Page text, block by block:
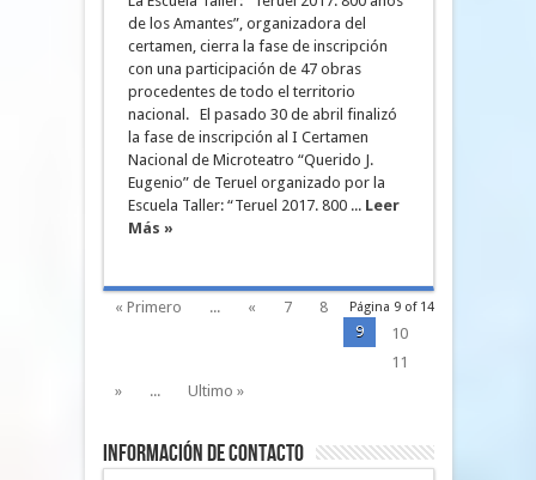
de los Amantes”, organizadora del
certamen, cierra la fase de inscripción
con una participación de 47 obras
procedentes de todo el territorio
nacional. El pasado 30 de abril finalizó
la fase de inscripción al I Certamen
Nacional de Microteatro “Querido J.
Eugenio” de Teruel organizado por la
Escuela Taller: “Teruel 2017. 800 ... Leer
Más »
Página 9 of 14
« Primero ... « 7
8
9
10
11
»
... Ultimo »
Información de Contacto